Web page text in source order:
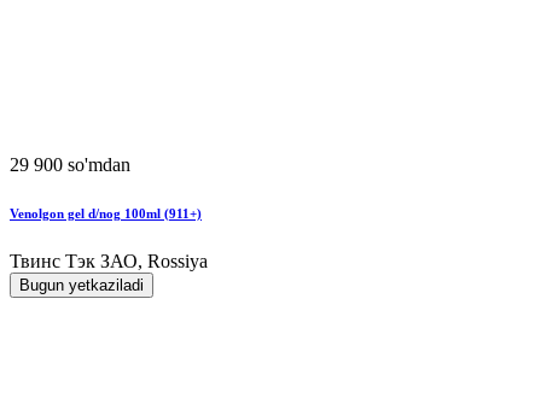
29 900 so'mdan
Venolgon gel d/nog 100ml (911+)
Твинс Тэк ЗАО, Rossiya
Bugun yetkaziladi